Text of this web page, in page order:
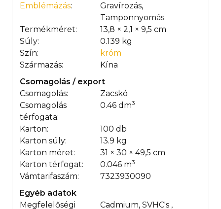
Emblémázás:
Gravírozás,
Tamponnyomás
Termékméret:
13,8 × 2,1 × 9,5 cm
Súly:
0.139 kg
Szín:
króm
Származás:
Kína
Csomagolás / export
Csomagolás:
Zacskó
Csomagolás
térfogata:
0.46 dm3
Karton:
100 db
Karton súly:
13.9 kg
Karton méret:
31 × 30 × 49,5 cm
Karton térfogat:
0.046 m3
Vámtarifaszám:
7323930090
Egyéb adatok
Megfelelőségi
Cadmium, SVHC's ,